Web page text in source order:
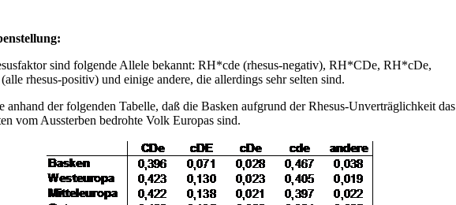
:
sind folgende Allele bekannt: RH*cde (rhesus-negativ), RH*CDe, RH*cDe,
(alle rhesus-positiv) und einige andere, die allerdings sehr selten sind.
anhand der folgenden Tabelle, daß die Basken aufgrund der Rhesus-Unverträglichkeit das
vom Aussterben bedrohte Volk Europas sind.